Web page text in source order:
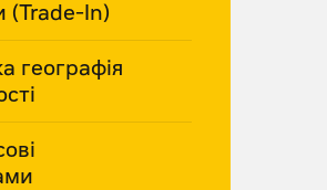
(Trade-In)
географія